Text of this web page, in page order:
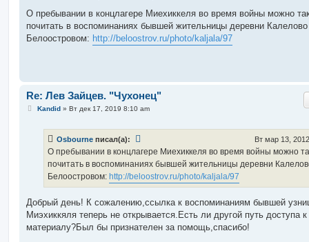
о
щ
е
О пребывании в концлагере Миехиккеля во время войны можно
почитать в воспоминаниях бывшей жительницы деревни
Белоостровом: http://beloostrov.ru/photo/kaljala/97
Re: Лев Зайцев. "Чухонец"
СKandid» Вт дек 17, 2019 8:10 am
Osbourne писал(а): Вт мар 13,
О пребывании в концлагере Миехиккеля во время войны можно
почитать в воспоминаниях бывшей жительницы деревни
Белоостровом: http://beloostrov.ru/photo/kaljala/97
Добрый день! К сожалению,ссылка к воспоминаниям бывшей
Миэхиккяля теперь не открывается.Есть ли другой путь доступа
материалу?Был бы признателен за помощь,спасибо!